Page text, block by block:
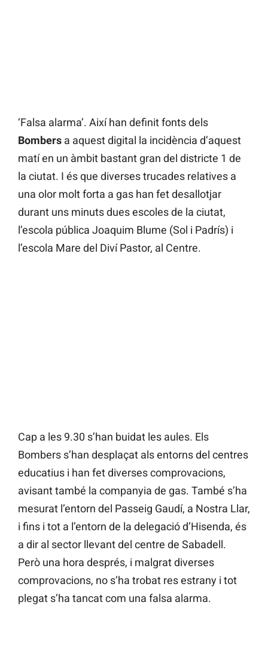
‘Falsa alarma’. Així han definit fonts dels
Bombers a aquest digital la incidència d’aquest
matí en un àmbit bastant gran del districte 1 de
la ciutat. I és que diverses trucades relatives a
una olor molt forta a gas han fet desallotjar
durant uns minuts dues escoles de la ciutat,
l’escola pública Joaquim Blume (Sol i Padrís) i
l’escola Mare del Diví Pastor, al Centre.
Cap a les 9.30 s’han buidat les aules. Els
Bombers s’han desplaçat als entorns del centres
educatius i han fet diverses comprovacions,
avisant també la companyia de gas. També s’ha
mesurat l’entorn del Passeig Gaudí, a Nostra Llar,
i fins i tot a l’entorn de la delegació d’Hisenda, és
a dir al sector llevant del centre de Sabadell.
Però una hora després, i malgrat diverses
comprovacions, no s’ha trobat res estrany i tot
plegat s’ha tancat com una falsa alarma.